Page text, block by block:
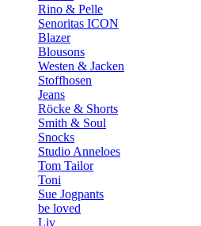
Rino & Pelle
Senoritas ICON
Blazer
Blousons
Westen & Jacken
Stoffhosen
Jeans
Röcke & Shorts
Smith & Soul
Snocks
Studio Anneloes
Tom Tailor
Toni
Sue Jogpants
be loved
Liv